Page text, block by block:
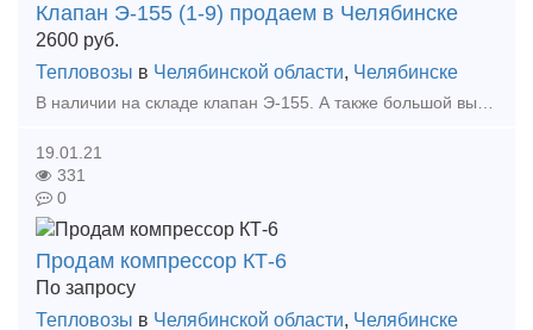
Клапан Э-155 (1-9) продаем в Челябинске
2600 руб.
Тепловозы в Челябинской области, Челябинске
В наличии на складе клапан Э-155. А также большой выбор жд запчастей в наличии и под заказ. Тип предложения: предлагаю продукцию, услугу
19.01.21
331
0
Продам компрессор КТ-6
По запросу
Тепловозы в Челябинской области, Челябинске